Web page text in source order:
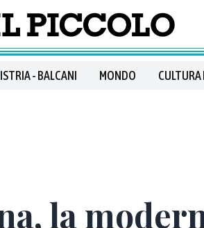
ISTRIA - BALCANI MONDO
la